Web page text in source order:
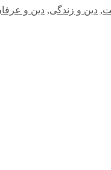
, دین و زندگی, دین و